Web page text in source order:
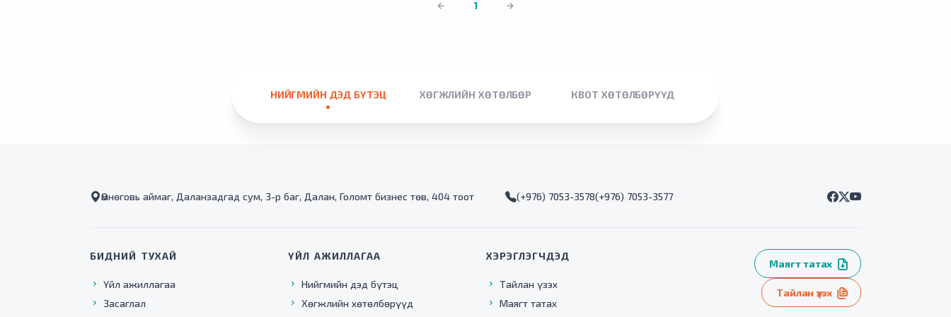
1
НИЙГМИЙН ДЭД БҮТЭЦ ХӨГЖЛИЙН ХӨТӨЛБӨР КВОТ ХӨТӨЛБӨРҮҮД
Өмнөговь аймаг, Даланзадгад сум, 3-р баг, Далан, Голомт бизнес төв, 404 тоот (+976) 7053-3578(+976) 7053-3577
БИДНИЙ ТУХАЙ
Үйл ажиллагаа
Засаглал
ҮЙЛ АЖИЛЛАГАА
Нийгмийн дэд бүтэц
Хөгжлийн хөтөлбөрүүд
ХЭРЭГЛЭГЧДЭД
Тайлан үзэх
Маягт татах
Маягт татах
Тайлан үзэх